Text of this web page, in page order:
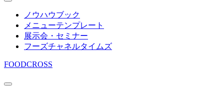
ノウハウブック
メニューテンプレート
展示会・セミナー
フーズチャネルタイムズ
FOODCROSS